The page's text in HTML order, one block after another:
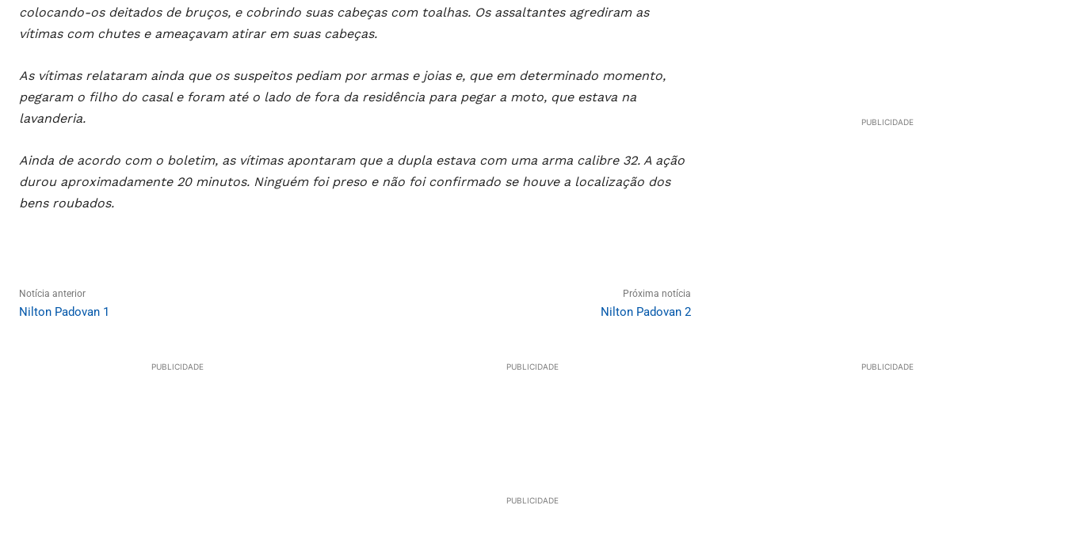
colocando-os deitados de bruços, e cobrindo suas cabeças com toalhas. Os assaltantes agrediram as
vítimas com chutes e ameaçavam atirar em suas cabeças.
As vítimas relataram ainda que os suspeitos pediam por armas e joias e, que em determinado momento,
pegaram o filho do casal e foram até o lado de fora da residência para pegar a moto, que estava na
lavanderia.
Ainda de acordo com o boletim, as vítimas apontaram que a dupla estava com uma arma calibre 32. A ação
durou aproximadamente 20 minutos. Ninguém foi preso e não foi confirmado se houve a localização dos
bens roubados.
Notícia anterior
Nilton Padovan 1
Próxima notícia
Nilton Padovan 2
PUBLICIDADE
PUBLICIDADE PUBLICIDADE PUBLICIDADE
PUBLICIDADE